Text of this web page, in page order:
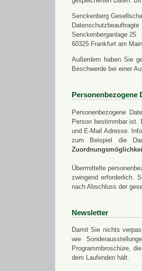
Senckenberg
Datenschutzbeauftragte
Senckenberganlage 25
60325 Frankfurt am Main
Außerdem haben Sie
Beschwerde bei einer
Personenbezogene
Personenbezogene
Person bestimmbar ist.
und E-Mail Adresse.
zum Beispiel die
Übermittelte
zwingend erforderlich.
nach Abschluss der
Newsletter
Damit Sie nichts
wie
Programmbroschüre,
dem Laufenden hält.